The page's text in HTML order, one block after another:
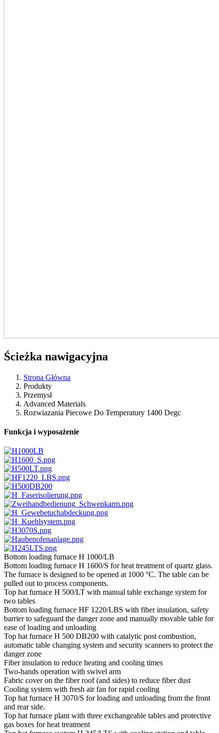
Ścieżka nawigacyjna
Strona Główna
Produkty
Przemysł
Advanced Materials
Rozwiazania Piecowe Do Temperatury 1400 Degc
Funkcja i wyposażenie
Bottom loading furnace H 1000/LB
Bottom loading furnace H 1600/S for heat treatment of quartz glass.
The furnace is designed to be opened at 1000 °C. The table can be
pulled out to process components.
Top hat furnace H 500/LT with manual table exchange system for
two tables
Bottom loading furnace HF 1220/LBS with fiber insulation, safety
barrier to safeguard the danger zone and manually movable table for
ease of loading and unloading
Top hat furnace H 500 DB200 with catalytic post combustion,
automatic table changing system and security scanners to protect the
danger zone
Fiber insulation to reduce heating and cooling times
Two-hands operation with swivel arm
Fabric cover on the fiber roof (and sides) to reduce fiber dust
Cooling system with fresh air fan for rapid cooling
Top hat furnace H 3070/S for loading and unloading from the front
and rear side.
Top hat furnace plant with three exchangeable tables and protective
gas boxes for heat treatment